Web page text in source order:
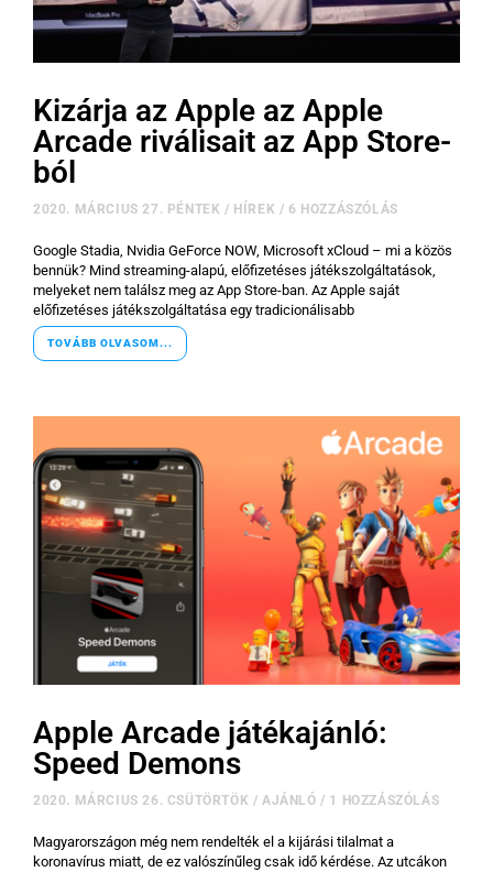
Kizárja az Apple az Apple
Arcade riválisait az App Store-
ból
2020. MÁRCIUS 27. PÉNTEK / HÍREK / 6 HOZZÁSZÓLÁS
Google Stadia, Nvidia GeForce NOW, Microsoft xCloud – mi a közös
bennük? Mind streaming-alapú, előfizetéses játékszolgáltatások,
melyeket nem találsz meg az App Store-ban. Az Apple saját
előfizetéses játékszolgáltatása egy tradicionálisabb
TOVÁBB OLVASOM...
Apple Arcade játékajánló:
Speed Demons
2020. MÁRCIUS 26. CSÜTÖRTÖK / AJÁNLÓ / 1 HOZZÁSZÓLÁS
Magyarországon még nem rendelték el a kijárási tilalmat a
koronavírus miatt, de ez valószínűleg csak idő kérdése. Az utcákon
Közösség
Használt Apple